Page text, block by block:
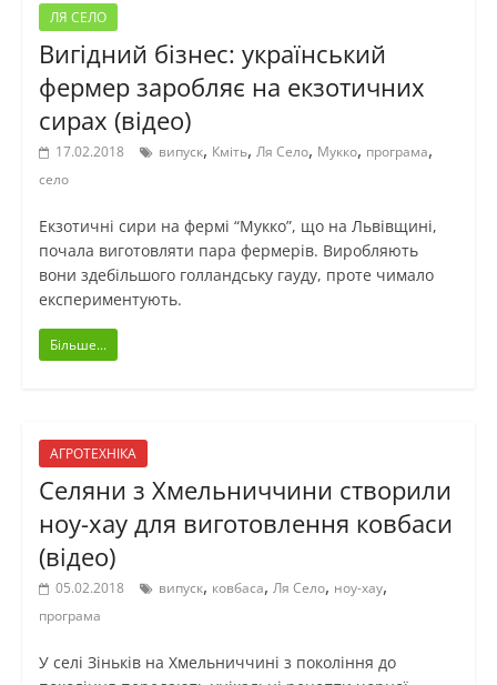
ЛЯ СЕЛО
Вигідний бізнес: український
фермер заробляє на екзотичних
сирах (відео)
17.02.2018 випуск, Кміть, Ля Село, Мукко, програма,
село
Екзотичні сири на фермі “Мукко”, що на Львівщині,
почала виготовляти пара фермерів. Виробляють
вони здебільшого голландську гауду, проте чимало
експериментують.
Більше...
АГРОТЕХНІКА
Селяни з Хмельниччини створили
ноу-хау для виготовлення ковбаси
(відео)
05.02.2018 випуск, ковбаса, Ля Село, ноу-хау,
програма
У селі Зіньків на Хмельниччині з покоління до